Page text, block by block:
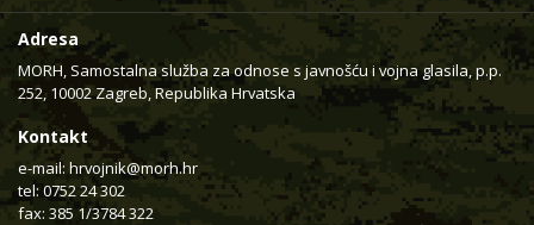
Adresa
MORH, Samostalna služba za odnose s javnošću i vojna glasila, p.p.
252, 10002 Zagreb, Republika Hrvatska
Kontakt
e-mail: hrvojnik@morh.hr
tel: 0752 24 302
fax: 385 1/3784 322